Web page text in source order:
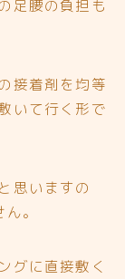
足腰の負担も
接着剤を均等
いて行く形で
思いますの
。
グに直接敷く